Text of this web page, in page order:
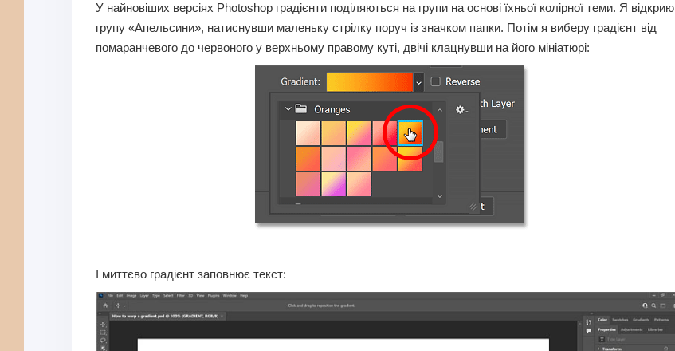
У найновіших версіях Photoshop градієнти поділяються на групи на основі їхньої колірної теми. Я відкрию
групу «Апельсини», натиснувши маленьку стрілку поруч із значком папки. Потім я виберу градієнт від
помаранчевого до червоного у верхньому правому куті, двічі клацнувши на його мініатюрі:
І миттєво градієнт заповнює текст: